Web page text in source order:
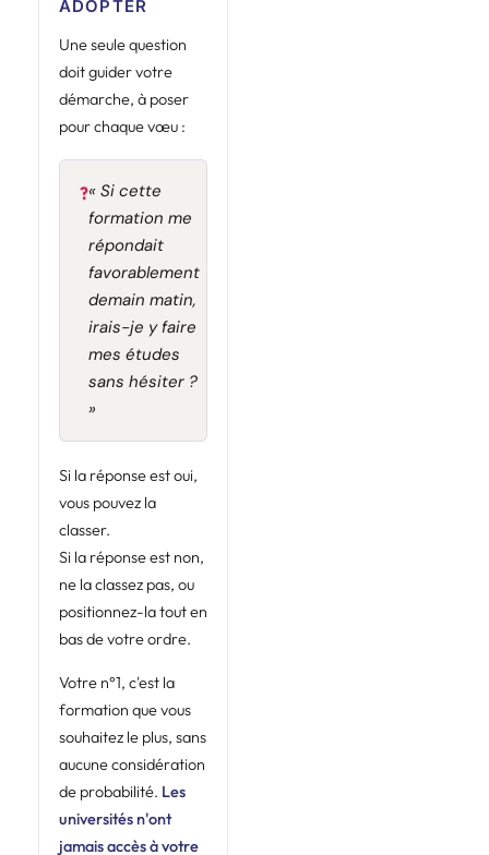
ADOPTER
Une seule question
doit guider votre
démarche, à poser
pour chaque vœu :
?« Si cette
formation me
répondait
favorablement
demain matin,
irais-je y faire
mes études
sans hésiter ?
»
Si la réponse est oui,
vous pouvez la
classer.
Si la réponse est non,
ne la classez pas, ou
positionnez-la tout en
bas de votre ordre.
Votre n°1, c'est la
formation que vous
souhaitez le plus, sans
aucune considération
de probabilité. Les
universités n'ont
jamais accès à votre